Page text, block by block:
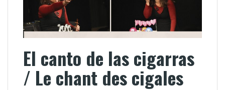
El canto de las cigarras
/ Le chant des cigales